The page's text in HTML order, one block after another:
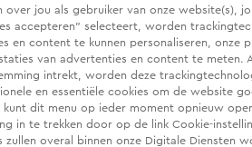
over jou als gebruiker van onze website(s),
accepteren” selecteert, worden
en content te kunnen personaliseren, onze
van advertenties en content te meten.
intrekt, worden deze
en essentiële cookies om de website
kunt dit menu op ieder moment opnieuw
in te trekken door op de link Cookie-
zullen overal binnen onze Digitale Diensten